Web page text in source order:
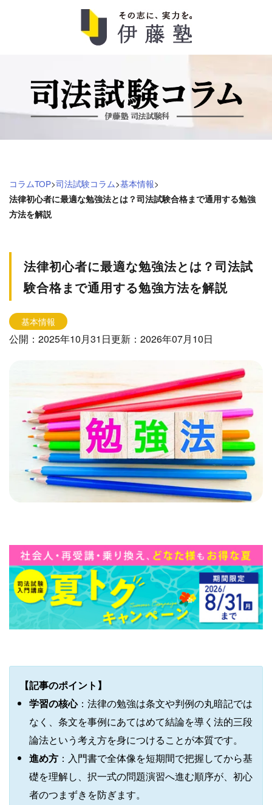
コラムTOP>司法試験コラム>基本情報>
法律初心者に最適な勉強法とは？司法試験合格まで通用する勉強
方法を解説
法律初心者に最適な勉強法とは？司法試
験合格まで通用する勉強方法を解説
基本情報
公開：2025年10月31日更新：2026年07月10日
【記事のポイント】
学習の核心：法律の勉強は条文や判例の丸暗記では
なく、条文を事例にあてはめて結論を導く法的三段
論法という考え方を身につけることが本質です。
進め方 ：入門書で全体像を短期間で把握してから基
礎を理解し、択一式の問題演習へ進む順序が、初心
者のつまずきを防ぎます。